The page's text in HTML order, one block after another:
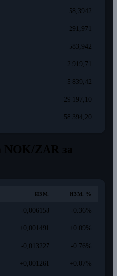
58,3942
291,971
583,942
2 919,71
5 839,42
29 197,10
58 394,20
ИЗМ. ИЗМ. %
-0,006158 -0.36%
+0,001491 +0.09%
-0,013227 -0.76%
+0,001261 +0.07%